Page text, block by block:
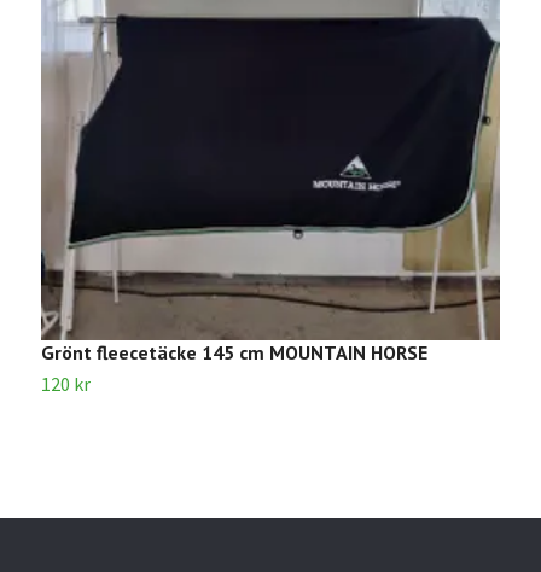
Grönt fleecetäcke 145 cm MOUNTAIN HORSE
120 kr